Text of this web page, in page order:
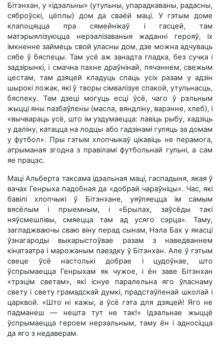
Бітэнхан, у «ідэальны» (утульны, упарадкаваны, радасны,
сяброўскі, цёплы) дом да сваёй маці. У гэтым доме
клапоцяцца пра сямейнікаў і гасцей, там
матэрыялізуюцца нерэалізаваныя жаданні герояў, іх
імкненне займець свой уласны дом, дзе можна адчуваць
сябе ў бяспецы. Там усё аж занадта гладка, без сучка і
задзірынкі, і смачна пахне драўнінай, пячэннем, свежым
цестам, там дзяцей кладуць спаць усіх разам у адзін
шырокі ложак, які ў творы сімвалізуе спакой, утульнасць,
бяспеку. Там дзеці могуць есці ўсё, чаго ў рэльным
жыцці яны пазбаўлены (масла, вяндліну, варэнне, хлеб), і
«вычвараць усё, што ім уздумаецца: лавіць рыбу, хадзіць
у даліну, катацца на лодцы або гадзінамі гуляць за домам
у футбол». Пры гэтым хлопчыкаў цікавіць не перамога,
атрыманая згодна з правіламі футбольнай гульні, а сам
яе працэс.
Маці Альберта таксама ідэальная маці, гаспадыня, якая ў
вачах Генрыха падобная да «добрай чараўніцы». Час, які
бавілі хлопчыкі ў Бітэнхане, уяўляецца ім самым
вясёлым і прыемным, і «Брылах, заўсёды такі
няўсмешлівы, смяецца там ад усяго сэрца». Таму,
загладжваючы сваю віну перад сынам, Нэла Бах у якасці
ўзнагароды выкарыстоўвае разам з наведваннем
кінатэатра і марожаным паездку ў Бітэнхан. Але ў гэтым
свеце ўсё настолькі добрае і цудоўнае, што
ўспрымаецца Генрыхам як чужое, і ён заве Бітэнхан
«трэцім светам», які існуе паралельна яго ўласнаму
свету і свету грамадскай думкі, прадстаўленай школай і
царквой. «Што ні кажы, а ўсё гэта для дзяцей! Яго не
падманеш — нешта тут не так!» Ідэальнае жыццё
ўспрымаецца героем нерэальным, таму ён і адносіцца
да яго з недаверам.